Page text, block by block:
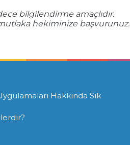
bilgilendirme amaçlıdır.
hekiminize başvurunuz.
Hakkında Sık